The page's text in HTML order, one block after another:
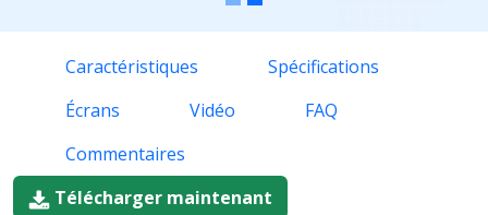
Caractéristiques
Spécifications
Écrans
Vidéo
FAQ
Commentaires
Télécharger maintenant